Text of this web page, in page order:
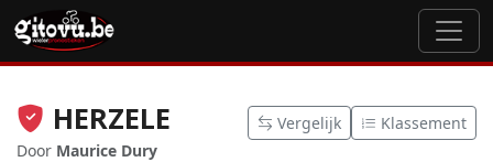
HERZELE
Door Maurice Dury
Vergelijk Klassement